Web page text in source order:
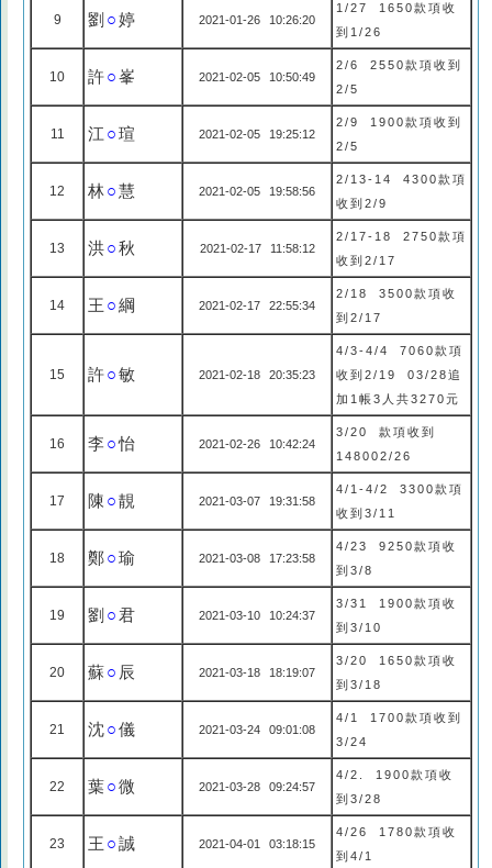
9 劉 ○婷 2021-01-26 10:26:20
1/27 1650款項收
到1/26
10 許○峯 2021-02-05 10:50:49
2/6 2550款項收到
2/5
11 江 ○瑄 2021-02-05 19:25:12
2/9 1900款項收到
2/5
12 林○慧 2021-02-05 19:58:56
2/13-14 4300款項
收到2/9
13 洪○秋 2021-02-17 11:58:12
2/17-18 2750款項
收到2/17
14 王 ○綱 2021-02-17 22:55:34
2/18 3500款項收
到2/17
15 許○敏 2021-02-18 20:35:23
4/3-4/4 7060款項
收到2/19 03/28追
加1帳3人共3270元
16 李○怡 2021-02-26 10:42:24
3/20 款項收到
148002/26
17 陳 ○靚 2021-03-07 19:31:58
4/1-4/2 3300款項
收到3/11
18 鄭○瑜 2021-03-08 17:23:58
4/23 9250款項收
到3/8
19 劉 ○君 2021-03-10 10:24:37
3/31 1900款項收
到3/10
20 蘇○ 辰 2021-03-18 18:19:07
3/20 1650款項收
到3/18
21 沈○儀 2021-03-24 09:01:08
4/1 1700款項收到
3/24
22 葉○微 2021-03-28 09:24:57
4/2. 1900款項收
到3/28
23 王 ○誠 2021-04-01 03:18:15
4/26 1780款項收
到4/1